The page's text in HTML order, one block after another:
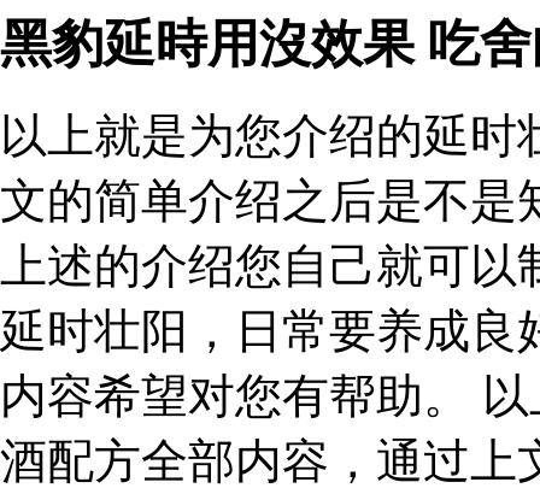
黑豹延時用沒效果 吃
以上就是为您介绍的延
文的简单介绍之后是不是
上述的介绍您自己就可
延时壮阳，日常要养成良
内容希望对您有帮助。
酒配方全部内容，通过上